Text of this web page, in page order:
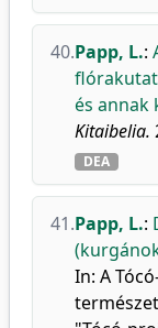
40.Papp, L.:
és annak
Kitaibelia.
DEA
41.Papp, L.:
In: A